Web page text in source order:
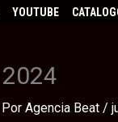
YOUTUBE
Agencia Beat /